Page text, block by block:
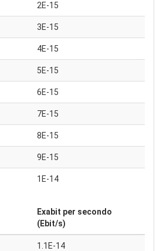
2E-15
3E-15
4E-15
5E-15
6E-15
7E-15
8E-15
9E-15
1E-14
Exabit per secondo
(Ebit/s)
1.1E-14